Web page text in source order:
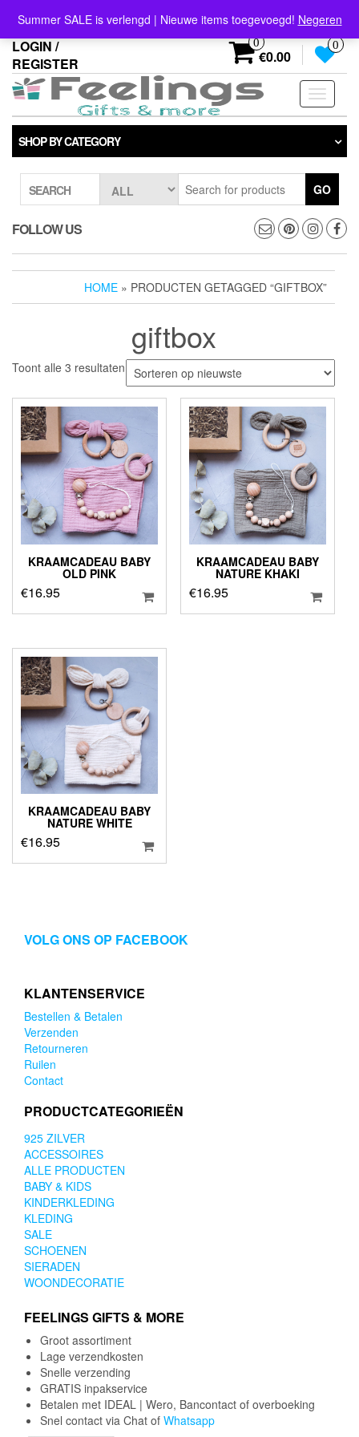
the
content
Summer SALE is verlengd | Nieuwe items toegevoegd! Negeren
info@feelings-giftshop.nl
LOGIN /
REGISTER
0
€0.00
0
Toggle
SHOP BY CATEGORY
SEARCH GO
FOLLOW US
HOME » PRODUCTEN GETAGGED “GIFTBOX”
giftbox
Toont alle 3 resultaten Gesorteerd
op
nieuwste
KRAAMCADEAU BABY
OLD PINK
€16.95
KRAAMCADEAU BABY
NATURE KHAKI
€16.95
KRAAMCADEAU BABY
NATURE WHITE
€16.95
VOLG ONS OP FACEBOOK
KLANTENSERVICE
Bestellen & Betalen
Verzenden
Retourneren
Ruilen
Contact
PRODUCTCATEGORIEËN
925 ZILVER
ACCESSOIRES
ALLE PRODUCTEN
BABY & KIDS
KINDERKLEDING
KLEDING
SALE
SCHOENEN
SIERADEN
WOONDECORATIE
FEELINGS GIFTS & MORE
Groot assortiment
Lage verzendkosten
Snelle verzending
GRATIS inpakservice
Betalen met IDEAL | Wero, Bancontact of overboeking
Snel contact via Chat of Whatsapp